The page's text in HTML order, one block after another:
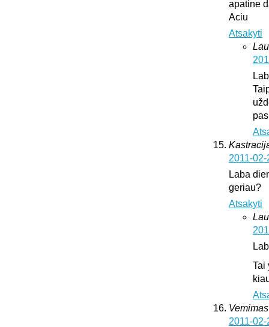
apatine
Aciu
Atsakyti
2011-
Laba
geriau?
Atsakyti
Tai
Vemimas
2011-